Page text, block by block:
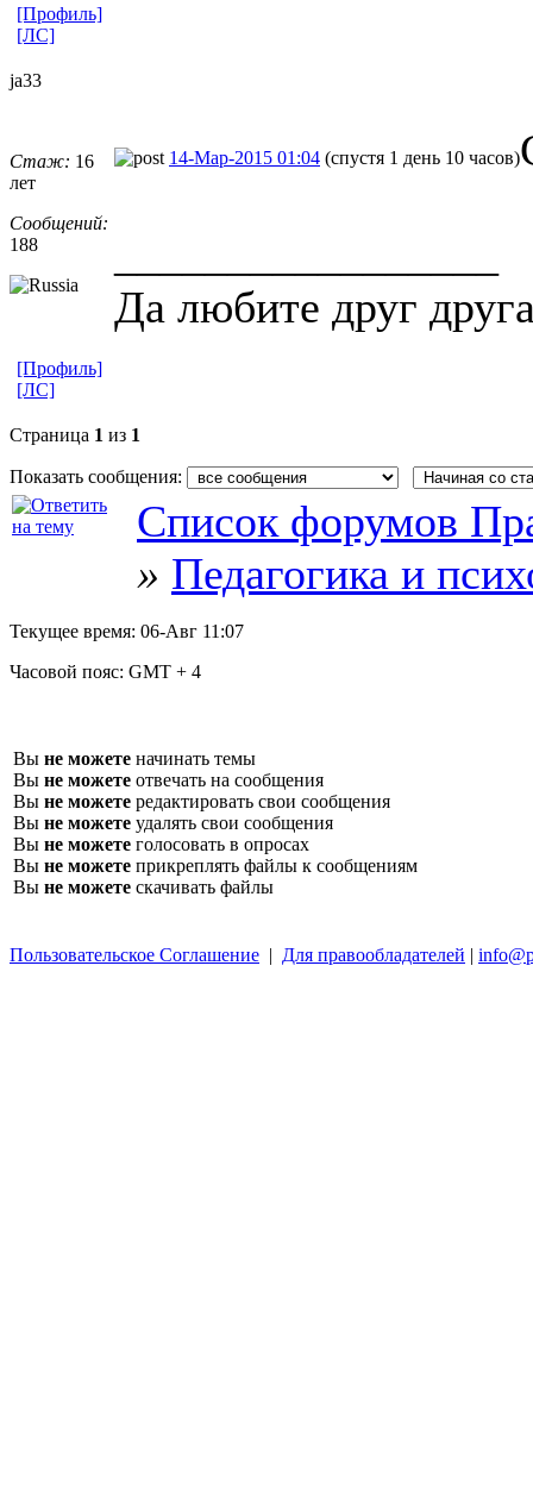
[Профиль]
[ЛС]
ja33
Стаж: 16
лет
Сообщений:
188
14-Мар-2015 01:04 (спустя 1 день 10 часов)
Да любите друг
[Профиль]
[ЛС]
Страница 1 из 1
Показать сообщения:
Список форумов
» Педагогика и
Текущее время: 06-Авг 11:07
Часовой пояс: GMT + 4
Вы не можете начинать темы
Вы не можете отвечать на сообщения
Вы не можете редактировать свои сообщения
Вы не можете удалять свои сообщения
Вы не можете голосовать в опросах
Вы не можете прикреплять файлы к сообщениям
Вы не можете скачивать файлы
Пользовательское Соглашение | Для правообладателей |